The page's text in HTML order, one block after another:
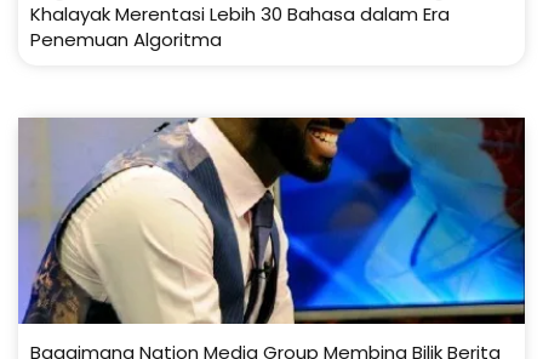
Khalayak Merentasi Lebih 30 Bahasa dalam Era
Penemuan Algoritma
Bagaimana Nation Media Group Membina Bilik Berita